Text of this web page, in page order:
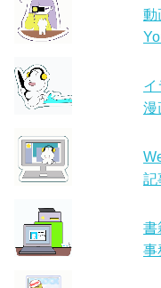
動
イ
漫
記
書
事